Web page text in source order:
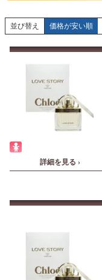
並び替え 価格が安い順
詳細を見る ›